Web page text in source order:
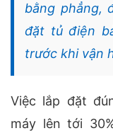
bằng phẳng,
đặt tủ điện
trước khi vận
Việc lắp đặt
máy lên tới